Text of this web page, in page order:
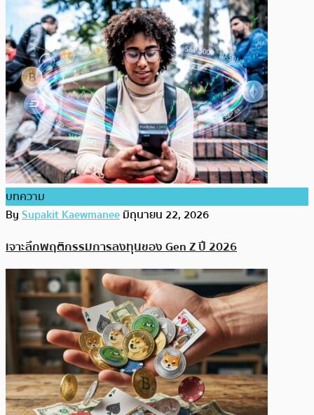
บทความ
BySupakit Kaewmaneeมิถุนายน 22, 2026
เจาะลึกพฤติกรรมการลงทุนของ Gen Z ปี 2026